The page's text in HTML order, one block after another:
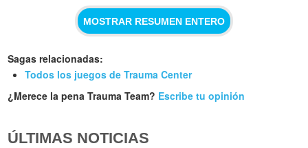
MOSTRAR RESUMEN ENTERO
Sagas relacionadas:
Todos los juegos de Trauma Center
¿Merece la pena Trauma Team? Escribe tu opinión
ÚLTIMAS NOTICIAS